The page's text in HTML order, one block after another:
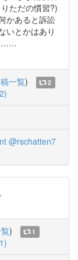
ただの慣習?)
かあると訴訟
いとかはあり
……
一覧)
2
@rschatten7
)
1